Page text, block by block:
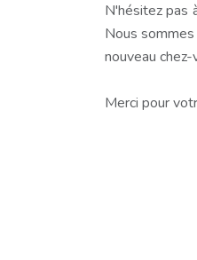
N'hésitez pas
Nous
nouveau chez-
Merci pour